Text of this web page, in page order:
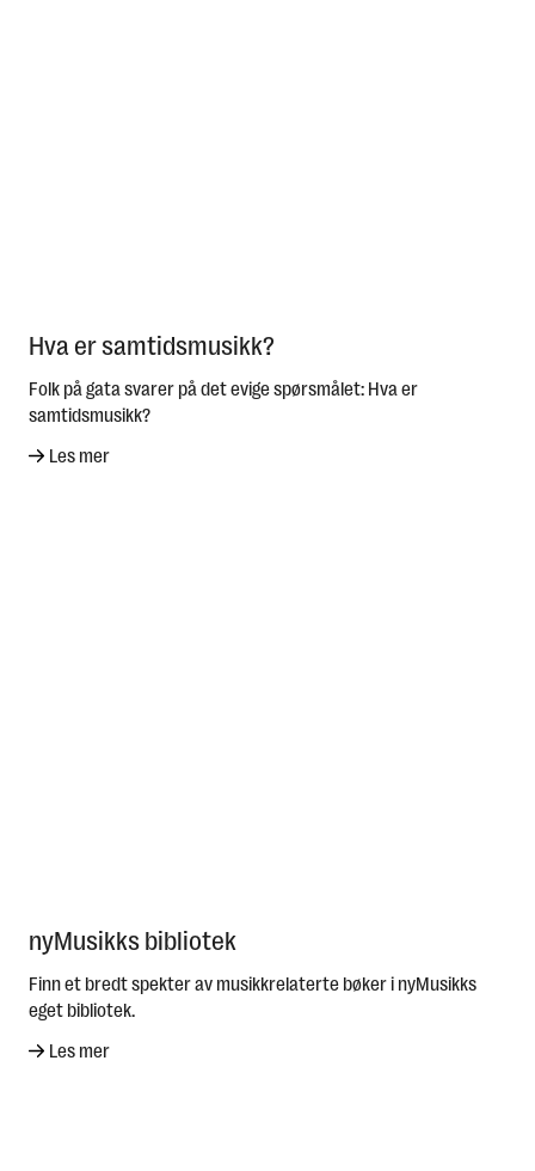
Hva er samtidsmusikk?
Folk på gata svarer på det evige spørsmålet: Hva er
samtidsmusikk?
Les mer
nyMusikks bibliotek
Finn et bredt spekter av musikkrelaterte bøker i nyMusikks
eget bibliotek.
Les mer